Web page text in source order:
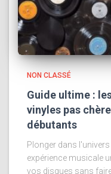
NON CLASSÉ
Guide ultime :
vinyles pas
débutants
Plonger dans
expérience musicale
vos disques sans